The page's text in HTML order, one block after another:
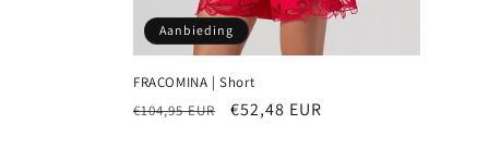
Aanbieding
FRACOMINA | Short
Normale
€104,95 EUR Aanbiedingsprijs
€52,48 EUR